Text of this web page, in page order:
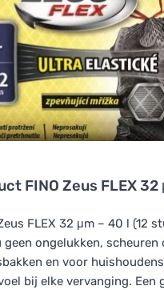
FINO Zeus FLEX
FLEX 32 μm – 40 l (12
ongelukken,
en voor
bij elke vervanging.